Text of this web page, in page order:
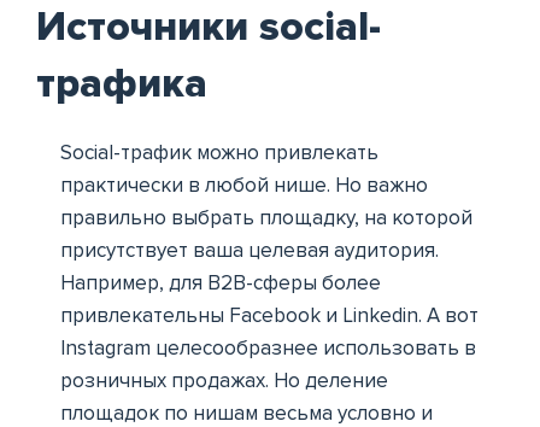
Источники social-
трафика
Social-трафик можно привлекать
практически в любой нише. Но важно
правильно выбрать площадку, на которой
присутствует ваша целевая аудитория.
Например, для B2B-сферы более
привлекательны Facebook и Linkedin. А вот
Instagram целесообразнее использовать в
розничных продажах. Но деление
площадок по нишам весьма условно и